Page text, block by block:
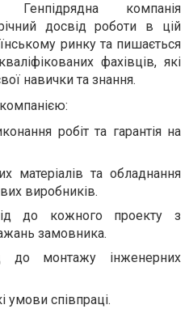
Генпідрядна компанія
досвід роботи в цій
ринку та пишається
фахівців, які
навички та знання.
робіт та гарантія на
матеріалів та обладнання
виробників.
до кожного проекту з
замовника.
до монтажу інженерних
умови співпраці.